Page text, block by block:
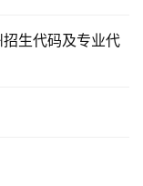
生代码及专业代